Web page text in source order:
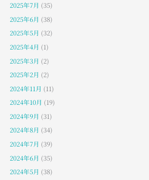
2025年7月 (35)
2025年6月 (38)
2025年5月 (32)
2025年4月 (1)
2025年3月 (2)
2025年2月 (2)
2024年11月 (11)
2024年10月 (19)
2024年9月 (31)
2024年8月 (34)
2024年7月 (39)
2024年6月 (35)
2024年5月 (38)